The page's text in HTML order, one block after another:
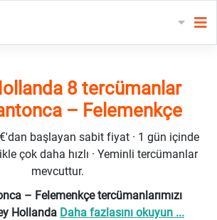
8 tercümanlar
– Felemenkçe
başlayan sabit fiyat · 1 gün içinde
çok daha hızlı · Yeminli tercümanlar
mevcuttur.
– Felemenkçe tercümanlarımızı
Hollanda Daha fazlasını okuyun ...